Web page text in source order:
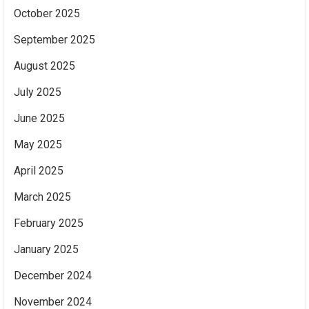
October 2025
September 2025
August 2025
July 2025
June 2025
May 2025
April 2025
March 2025
February 2025
January 2025
December 2024
November 2024